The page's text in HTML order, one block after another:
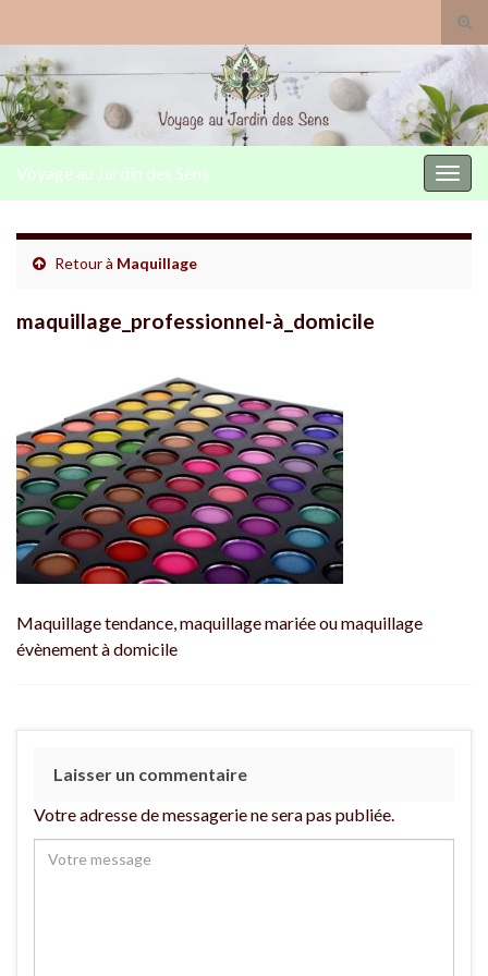
Voyage au Jardin des Sens
Retour à Maquillage
maquillage_professionnel-à_domicile
Maquillage tendance, maquillage mariée ou maquillage
évènement à domicile
Laisser un commentaire
Votre adresse de messagerie ne sera pas publiée.